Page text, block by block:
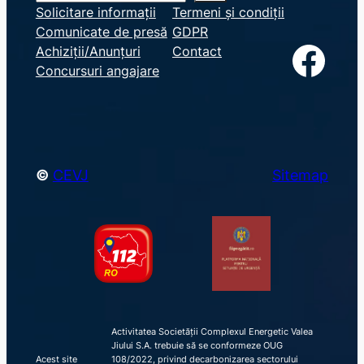
e
a
r
c
Solicitare informații
Comunicate de presă
Achiziții/Anunțuri
Concursuri angajare
Termeni și condiții
GDPR
Contact
Facebook
© CEVJ Sitemap
Acest site
Activitatea Societății Complexul Energetic Valea
Jiului S.A. trebuie să se conformeze OUG
108/2022, privind decarbonizarea sectorului